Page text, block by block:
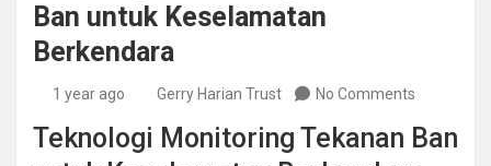
Ban untuk Keselamatan
Berkendara
1 year ago Gerry Harian Trust No Comments
Teknologi Monitoring Tekanan Ban